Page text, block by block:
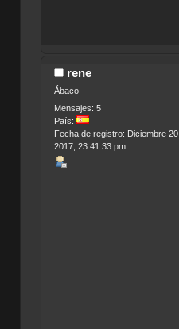
rene
Ábaco
Mensajes: 5
País:
Fecha de registro: Diciembre 20,
2017, 23:41:33 pm